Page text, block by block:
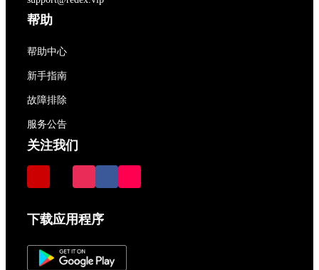
帮助
帮助中心
新手指南
故障排除
服务公告
关注我们
下载应用程序